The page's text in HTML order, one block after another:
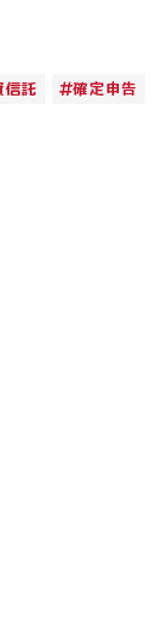
信託 確定申告